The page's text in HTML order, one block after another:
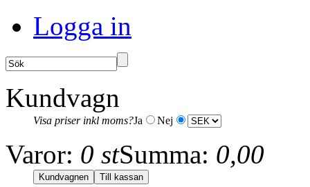
Logga in
Kundvagn
Visa priser inkl moms?Ja Nej
Varor: 0 stSumma: 0,00